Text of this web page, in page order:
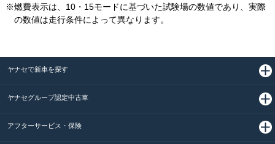
※燃費表示は、10・15モードに基づいた試験場の数値であり、実際
の数値は走行条件によって異なります。
ヤナセで新車を探す
ヤナセグループ認定中古車
アフターサービス・保険